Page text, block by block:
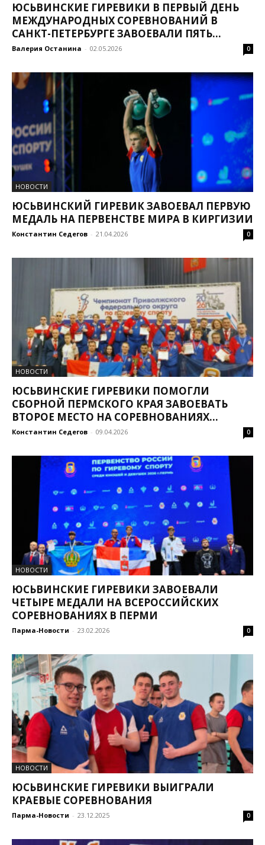
ЮСЬВИНСКИЕ ГИРЕВИКИ В ПЕРВЫЙ ДЕНЬ
МЕЖДУНАРОДНЫХ СОРЕВНОВАНИЙ В
САНКТ-ПЕТЕРБУРГЕ ЗАВОЕВАЛИ ПЯТЬ...
Валерия Останина - 02.05.2026 0
НОВОСТИ
ЮСЬВИНСКИЙ ГИРЕВИК ЗАВОЕВАЛ ПЕРВУЮ
МЕДАЛЬ НА ПЕРВЕНСТВЕ МИРА В КИРГИЗИИ
Константин Седегов - 21.04.2026 0
НОВОСТИ
ЮСЬВИНСКИЕ ГИРЕВИКИ ПОМОГЛИ
СБОРНОЙ ПЕРМСКОГО КРАЯ ЗАВОЕВАТЬ
ВТОРОЕ МЕСТО НА СОРЕВНОВАНИЯХ...
Константин Седегов - 09.04.2026 0
НОВОСТИ
ЮСЬВИНСКИЕ ГИРЕВИКИ ЗАВОЕВАЛИ
ЧЕТЫРЕ МЕДАЛИ НА ВСЕРОССИЙСКИХ
СОРЕВНОВАНИЯХ В ПЕРМИ
Парма-Новости - 23.02.2026 0
НОВОСТИ
ЮСЬВИНСКИЕ ГИРЕВИКИ ВЫИГРАЛИ
КРАЕВЫЕ СОРЕВНОВАНИЯ
Парма-Новости - 23.12.2025 0